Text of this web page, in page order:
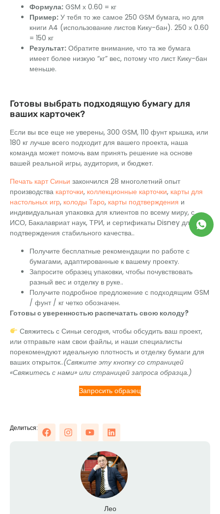
Формула: GSM х 0.60 = кг
Пример: У тебя то же самое 250 GSM бумага, но для
книги А4 (использование листов Кику-бан). 250 х 0.60
= 150 кг
Результат: Обратите внимание, что та же бумага
имеет более низкую “кг” вес, потому что лист Кику-бан
меньше.
Готовы выбрать подходящую бумагу для
ваших карточек?
Если вы все еще не уверены, 300 GSM, 110 фунт крышка, или
180 кг лучше всего подходит для вашего проекта, наша
команда может помочь вам принять решение на основе
вашей реальной игры, аудитория, и бюджет.
Печать карт Синьи закончился 28 многолетний опыт
производства карточки, коллекционные карточки, карты для
настольных игр, колоды Таро, карты подтверждения и
индивидуальная упаковка для клиентов по всему миру, с
ИСО, Бакалавриат наук, ТРИ, и сертификаты Disney для
подтверждения стабильного качества..
Получите бесплатные рекомендации по работе с
бумагами, адаптированные к вашему проекту.
Запросите образец упаковки, чтобы почувствовать
разный вес и отделку в руке..
Получите подробное предложение с подходящим GSM
/ фунт / кг четко обозначен.
Готовы с уверенностью распечатать свою колоду?
Свяжитесь с Синьи сегодня, чтобы обсудить ваш проект,
или отправьте нам свои файлы, и наши специалисты
порекомендуют идеальную плотность и отделку бумаги для
ваших открыток..(Свяжите эту кнопку со страницей
«Свяжитесь с нами» или страницей запроса образца.)
Запросить образец
Делиться:
Лео